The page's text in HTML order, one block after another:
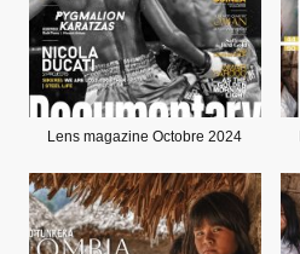
Lens magazine Octobre 2024